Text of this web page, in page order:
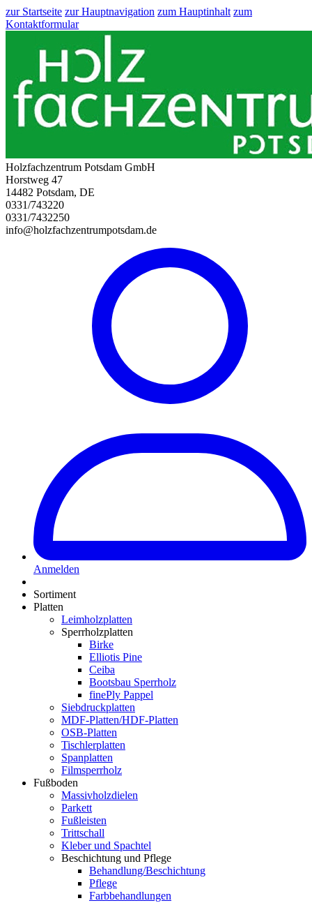
zur Startseite zur Hauptnavigation zum Hauptinhalt zum
Kontaktformular
Holzfachzentrum Potsdam GmbH
Horstweg 47
14482 Potsdam, DE
0331/743220
0331/7432250
info@holzfachzentrumpotsdam.de
Anmelden
Sortiment
Platten
Leimholzplatten
Sperrholzplatten
Birke
Elliotis Pine
Ceiba
Bootsbau Sperrholz
finePly Pappel
Siebdruckplatten
MDF-Platten/HDF-Platten
OSB-Platten
Tischlerplatten
Spanplatten
Filmsperrholz
Fußboden
Massivholzdielen
Parkett
Fußleisten
Trittschall
Kleber und Spachtel
Beschichtung und Pflege
Behandlung/Beschichtung
Pflege
Farbbehandlungen